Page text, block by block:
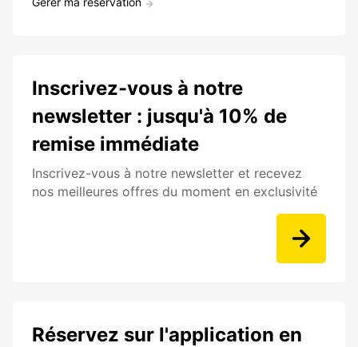
Inscrivez-vous à notre
newsletter : jusqu'à 10% de
remise immédiate
Inscrivez-vous à notre newsletter et recevez
nos meilleures offres du moment en exclusivité
Réservez sur l'application en